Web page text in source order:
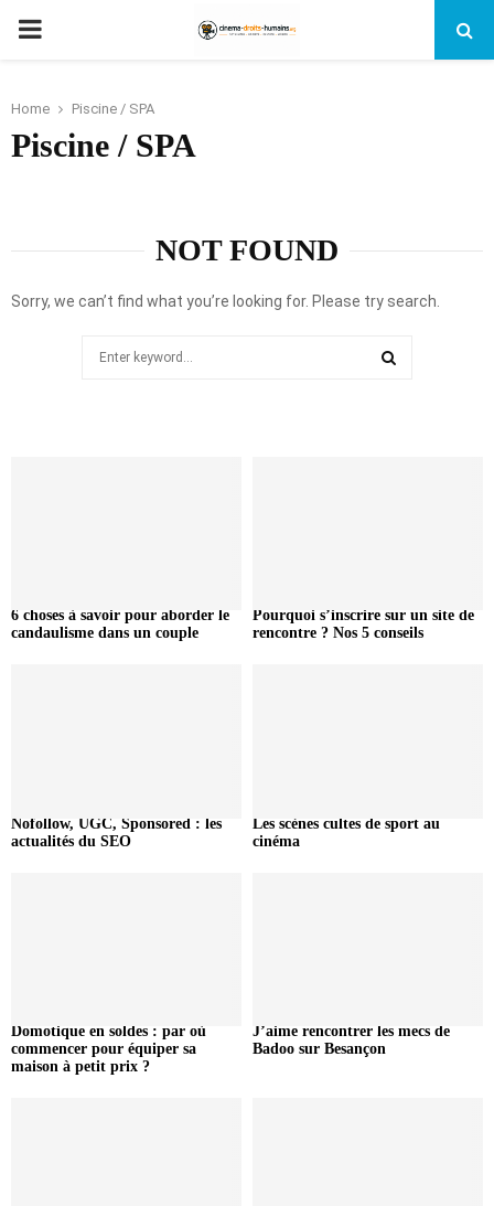
PRIMARY
Home Piscine / SPA
Piscine / SPA
NOT FOUND
Sorry, we can’t find what you’re looking for. Please try search.
6 choses à savoir pour aborder le
candaulisme dans un couple
Pourquoi s’inscrire sur un site de
rencontre ? Nos 5 conseils
Nofollow, UGC, Sponsored : les
actualités du SEO
Les scènes cultes de sport au
cinéma
Domotique en soldes : par où
commencer pour équiper sa
maison à petit prix ?
J’aime rencontrer les mecs de
Badoo sur Besançon